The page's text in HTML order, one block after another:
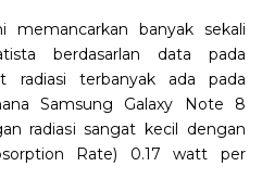
memancarkan banyak sekali
berdasarlan data pada
radiasi terbanyak ada pada
Samsung Galaxy Note 8
radiasi sangat kecil dengan
Rate) 0.17 watt per